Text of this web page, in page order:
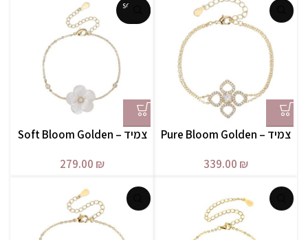
צמיד – Pure Bloom Golden
339.00 ₪
SOLD O
צמיד – Soft Bloom Golden
279.00 ₪